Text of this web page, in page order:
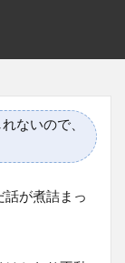
ないので、
が煮詰まっ